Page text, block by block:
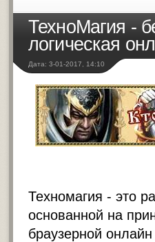
ТехноМагия -
логическая
Дата: 3-01-2017, 14:10
Техномагия - это
основанной на
браузерной онлайн